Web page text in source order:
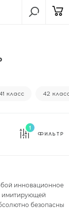
класс 42
1
ФИЛЬТР
инновационное
имитирующей
безопасны